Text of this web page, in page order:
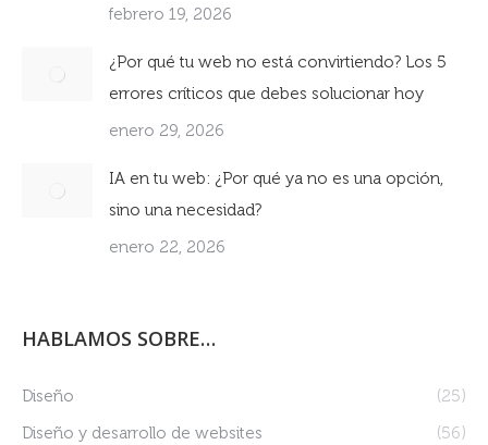
febrero 19, 2026
¿Por qué tu web no está convirtiendo? Los 5
errores críticos que debes solucionar hoy
enero 29, 2026
IA en tu web: ¿Por qué ya no es una opción,
sino una necesidad?
enero 22, 2026
HABLAMOS SOBRE…
Diseño
(25)
Diseño y desarrollo de websites
(56)